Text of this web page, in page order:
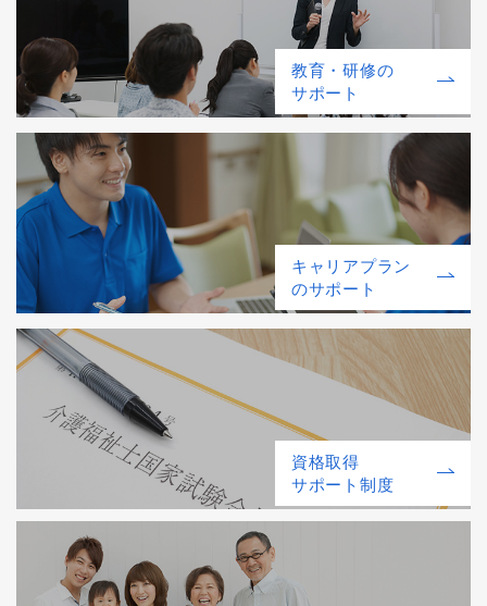
教育・研修の
サポート
キャリアプラン
のサポート
資格取得
サポート制度